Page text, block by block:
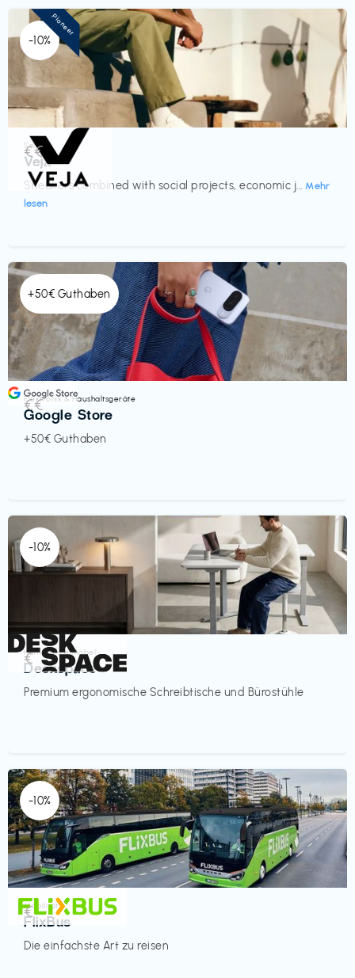
-10%
Schuhe
Veja
Sneakers combined with social projects, economic j... Mehr
lesen
€€‎
Pioneer
+50€ Guthaben
Elektronik & Haushaltsgeräte
Google Store
+50€ Guthaben
€€‎
-10%
Homeoffice Möbel
Deskspace
Premium ergonomische Schreibtische und Bürostühle
€‎
-10%
Mobilität
FlixBus
Die einfachste Art zu reisen
€‎